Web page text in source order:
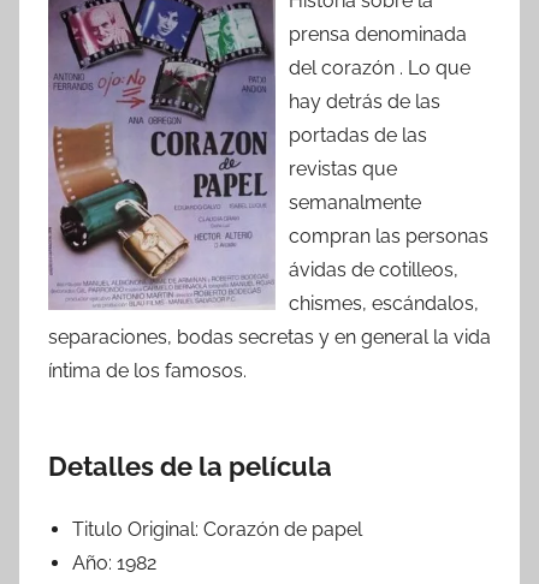
prensa denominada
del corazón . Lo que
hay detrás de las
portadas de las
revistas que
semanalmente
compran las personas
ávidas de cotilleos,
chismes, escándalos,
separaciones, bodas secretas y en general la vida
íntima de los famosos.
Detalles de la película
Titulo Original: Corazón de papel
Año: 1982